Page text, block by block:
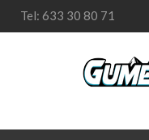
Tel: 633 30 80 71